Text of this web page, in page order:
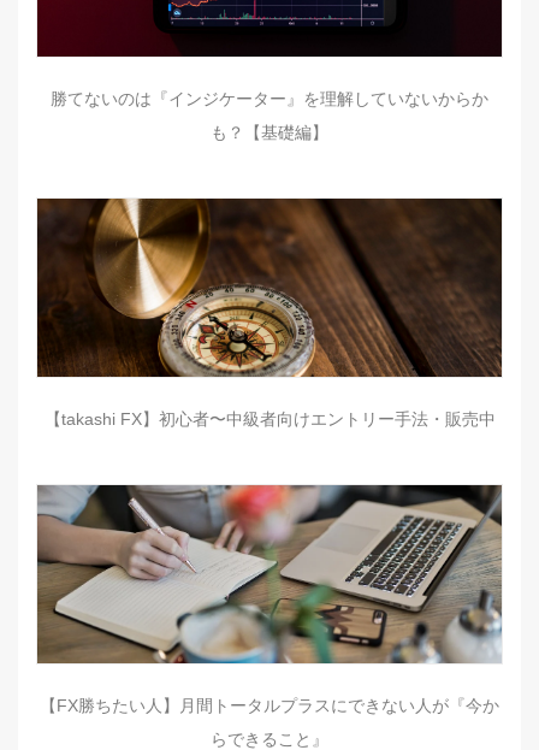
勝てないのは『インジケーター』を理解していないからか
も？【基礎編】
【takashi FX】初心者〜中級者向けエントリー手法・販売中
【FX勝ちたい人】月間トータルプラスにできない人が『今か
らできること』